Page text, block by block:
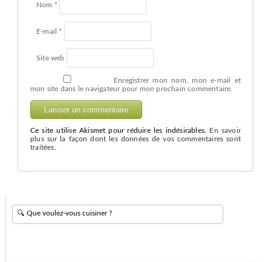
Nom *
E-mail *
Site web
Enregistrer mon nom, mon e-mail et
mon site dans le navigateur pour mon prochain commentaire.
Ce site utilise Akismet pour réduire les indésirables. En savoir
plus sur la façon dont les données de vos commentaires sont
traitées.